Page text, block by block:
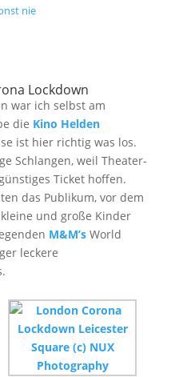
nie
Lockdown
war ich selbst am
die Kino Helden
ist hier richtig was los.
Schlangen, weil Theater-
Ticket hoffen.
das Publikum, vor dem
und große Kinder
M&M’sWorld
leckere